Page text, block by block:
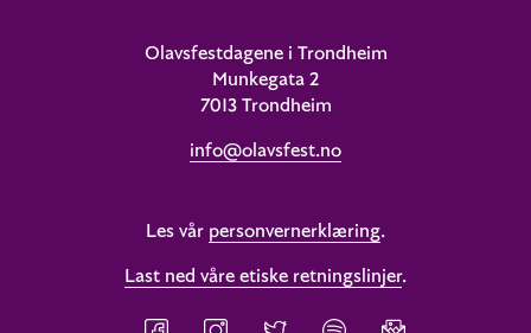
Olavsfestdagene i Trondheim
Munkegata 2
7013 Trondheim
info@olavsfest.no
Les vår personvernerklæring.
Last ned våre etiske retningslinjer.